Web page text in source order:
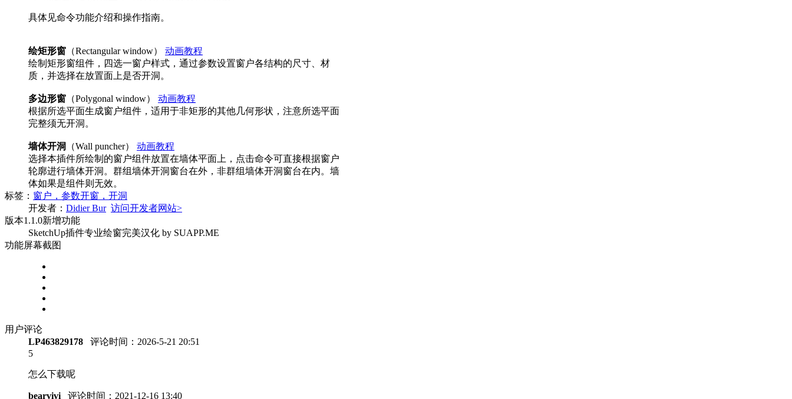
具体见命令功能介绍和操作指南。
绘矩形窗 （Rectangular window）
动画教程
绘制矩形窗组件，四选一窗户样式，通过参数设置窗户各结构的尺寸、材
质，并选择在放置面上是否开洞。
多边形窗 （Polygonal window）
动画教程
根据所选平面生成窗户组件，适用于非矩形的其他几何形状，注意所选平面
完整须无开洞。
墙体开洞 （Wall puncher）
动画教程
选择本插件所绘制的窗户组件放置在墙体平面上，点击命令可直接根据窗户
轮廓进行墙体开洞。群组墙体开洞窗台在外，非群组墙体开洞窗台在内。墙
体如果是组件则无效。
标签： 窗户，参数开窗，开洞
开发者： Didier Bur 访问开发者网站>
版本1.1.0新增功能
SketchUp插件专业绘窗完美汉化 by SUAPP.ME
功能屏幕截图
用户评论
LP463829178
评论时间： 2026-5-21 20:51
5
怎么下载呢
bearvivi 评论时间： 2021-12-16 13:40